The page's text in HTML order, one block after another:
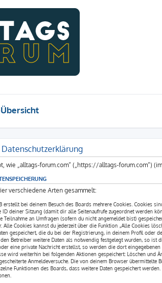
wie „alltags-forum.com“ („https://alltags-forum.com“)
verschiedene Arten gesammelt:
erstellt bei deinem Besuch des Boards mehrere Cookies. Cookies
ID deiner Sitzung (damit dir alle Seitenaufrufe zugeordnet werden
Teilnahme an Umfragen (sofern du nicht angemeldet bist)
Alle Cookies kannst du jederzeit über die Funktion „Alle Cookies
gespeichert, die du bei der Registrierung, in deinem Profil oder
Betreiber weitere Daten als notwendig festgelegt wurden, so ist
eine private Nachricht erstellst, so werden die dort
wird weiterhin bei folgenden Aktionen gespeichert: Löschen und
Anmeldeversuche. Die von deinem Browser
Funktionen des Boards, dass weitere Daten gespeichert